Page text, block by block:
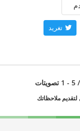
تغريد
/ 5 - 1 تصويتات
ملاحظاتك